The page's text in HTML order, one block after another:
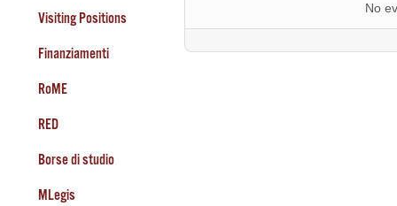
Visiting Positions
Finanziamenti
RoME
RED
Borse di studio
MLegis
No